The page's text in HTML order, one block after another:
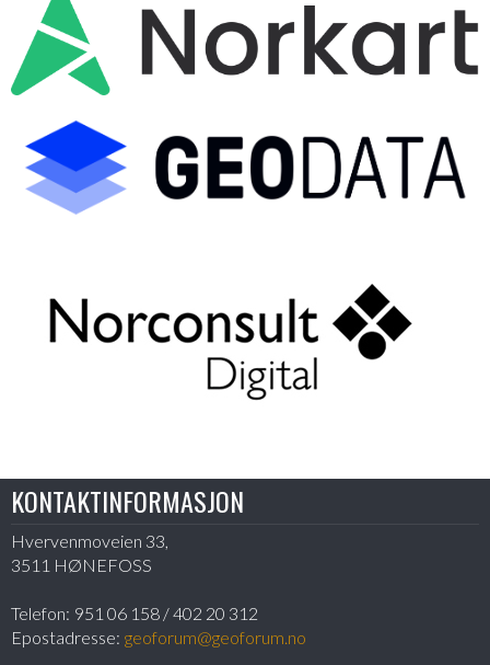
KONTAKTINFORMASJON
Hvervenmoveien 33,
3511 HØNEFOSS
Telefon: 951 06 158 / 402 20 312
Epostadresse: geoforum@geoforum.no